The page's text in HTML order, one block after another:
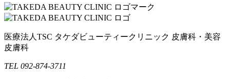
医療法人TSC タケダビューティークリニック 皮膚科・美容
皮膚科
TEL 092-874-3711